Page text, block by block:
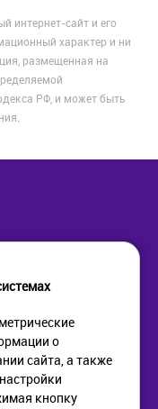
интернет-сайт и его
характер и ни
размещенная на
РФ, и может быть
о
сайта, а также
кнопку